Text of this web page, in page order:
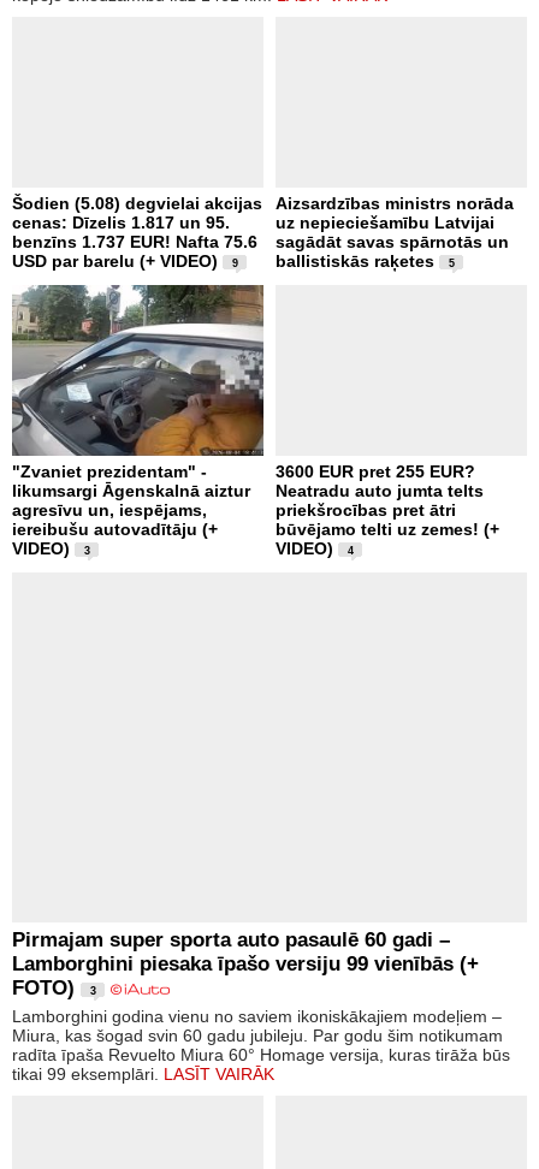
Šodien (5.08) degvielai akcijas
cenas: Dīzelis 1.817 un 95.
benzīns 1.737 EUR! Nafta 75.6
USD par barelu (+ VIDEO)
9
Aizsardzības ministrs norāda
uz nepieciešamību Latvijai
sagādāt savas spārnotās un
ballistiskās raķetes
5
"Zvaniet prezidentam" -
likumsargi Āgenskalnā aiztur
agresīvu un, iespējams,
iereibušu autovadītāju (+
VIDEO)
3
3600 EUR pret 255 EUR?
Neatradu auto jumta telts
priekšrocības pret ātri
būvējamo telti uz zemes! (+
VIDEO)
4
Pirmajam super sporta auto pasaulē 60 gadi –
Lamborghini piesaka īpašo versiju 99 vienībās (+
FOTO)
3
Lamborghini godina vienu no saviem ikoniskākajiem modeļiem –
Miura, kas šogad svin 60 gadu jubileju. Par godu šim notikumam
radīta īpaša Revuelto Miura 60° Homage versija, kuras tirāža būs
tikai 99 eksemplāri. LASĪT VAIRĀK